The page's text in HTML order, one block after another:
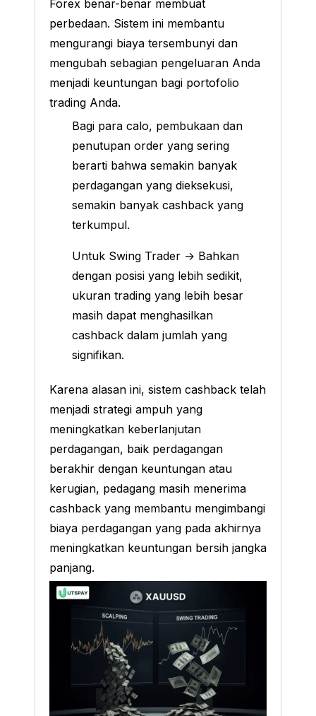
Forex benar-benar membuat
perbedaan. Sistem ini membantu
mengurangi biaya tersembunyi dan
mengubah sebagian pengeluaran Anda
menjadi keuntungan bagi portofolio
trading Anda.
Bagi para calo, pembukaan dan
penutupan order yang sering
berarti bahwa semakin banyak
perdagangan yang dieksekusi,
semakin banyak cashback yang
terkumpul.
Untuk Swing Trader → Bahkan
dengan posisi yang lebih sedikit,
ukuran trading yang lebih besar
masih dapat menghasilkan
cashback dalam jumlah yang
signifikan.
Karena alasan ini, sistem cashback telah
menjadi strategi ampuh yang
meningkatkan keberlanjutan
perdagangan, baik perdagangan
berakhir dengan keuntungan atau
kerugian, pedagang masih menerima
cashback yang membantu mengimbangi
biaya perdagangan yang pada akhirnya
meningkatkan keuntungan bersih jangka
panjang.